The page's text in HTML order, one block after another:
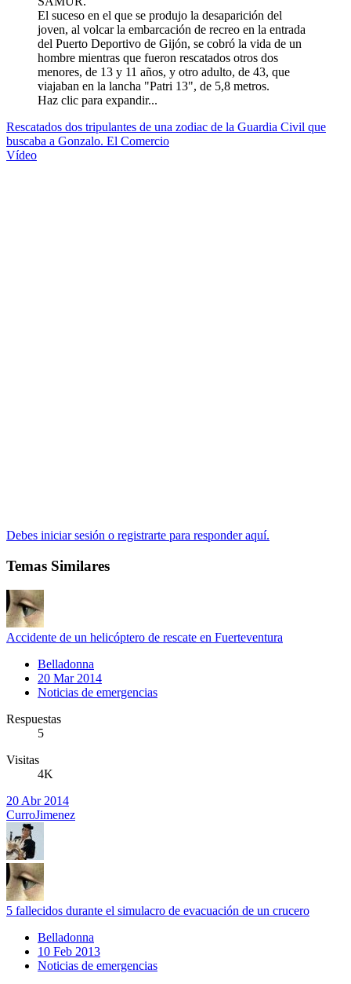
El suceso en el que se produjo la desaparición del
joven, al volcar la embarcación de recreo en la entrada
del Puerto Deportivo de Gijón, se cobró la vida de un
hombre mientras que fueron rescatados otros dos
menores, de 13 y 11 años, y otro adulto, de 43, que
viajaban en la lancha "Patri 13", de 5,8 metros.
Haz clic para expandir...
Rescatados dos tripulantes de una zodiac de la Guardia Civil que
buscaba a Gonzalo. El Comercio
Vídeo
Debes iniciar sesión o registrarte para responder aquí.
Temas Similares
Accidente de un helicóptero de rescate en Fuerteventura
Belladonna
20 Mar 2014
Noticias de emergencias
Respuestas
5
Visitas
4K
20 Abr 2014
CurroJimenez
5 fallecidos durante el simulacro de evacuación de un crucero
Belladonna
10 Feb 2013
Noticias de emergencias